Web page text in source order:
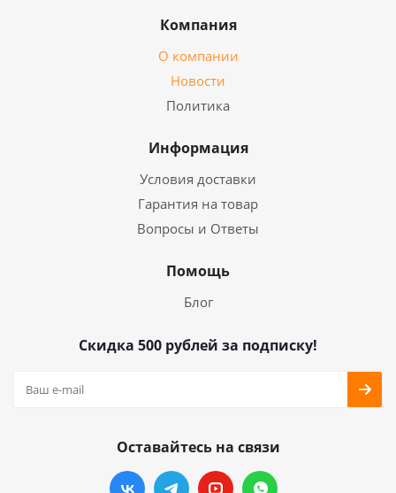
Компания
О компании
Новости
Политика
Информация
Условия доставки
Гарантия на товар
Вопросы и Ответы
Помощь
Блог
Скидка 500 рублей за подписку!
Оставайтесь на связи